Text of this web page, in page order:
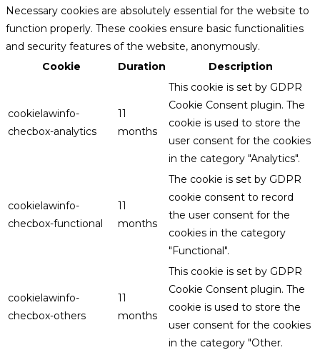
Necessary cookies are absolutely essential for the website to
function properly. These cookies ensure basic functionalities
and security features of the website, anonymously.
Cookie
Duration Description
cookielawinfo-
checbox-analytics
11
months
This cookie is set by GDPR
Cookie Consent plugin. The
cookie is used to store the
user consent for the cookies
in the category "Analytics".
cookielawinfo-
checbox-functional
11
months
The cookie is set by GDPR
cookie consent to record
the user consent for the
cookies in the category
"Functional".
cookielawinfo-
checbox-others
11
months
This cookie is set by GDPR
Cookie Consent plugin. The
cookie is used to store the
user consent for the cookies
in the category "Other.